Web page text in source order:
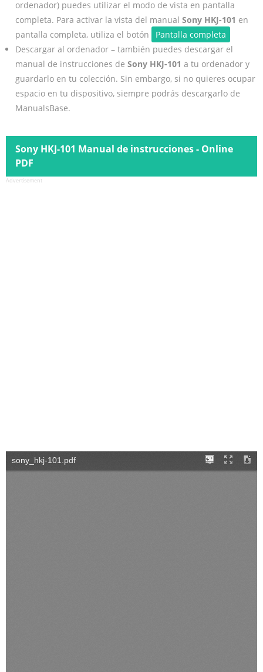
ordenador) puedes utilizar el modo de vista en pantalla
completa. Para activar la vista del manual Sony HKJ-101 en
pantalla completa, utiliza el botón
Pantalla completa
Descargar al ordenador – también puedes descargar el
manual de instrucciones de Sony HKJ-101 a tu ordenador y
guardarlo en tu colección. Sin embargo, si no quieres ocupar
espacio en tu dispositivo, siempre podrás descargarlo de
ManualsBase.
Sony HKJ-101 Manual de instrucciones - Online
PDF
Advertisement